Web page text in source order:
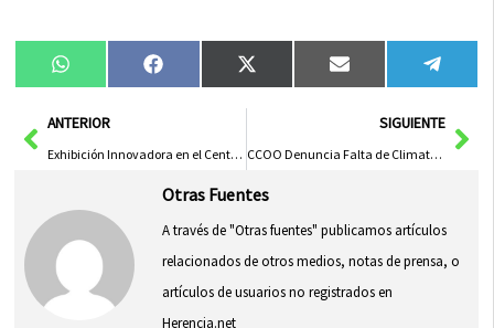
Compartir
en
WhatsAppCompartir
en
FacebookCompartir
en
X
(Twitter)
Compartir
en
Email
en
AntANTERIOR
Exhibición Innovadora en el Centro Amiab
SIGUIENTE
CCOO Denuncia Falta de Climatización en Colegios de La Sagra y Exige Medidas de Salud
Otras Fuentes
A través de "Otras fuentes" publicamos artículos
relacionados de otros medios, notas de prensa, o
artículos de usuarios no registrados en
Herencia.net